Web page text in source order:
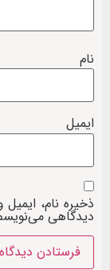
نام
ایمیل
ذخیره نام،
دیدگاهی